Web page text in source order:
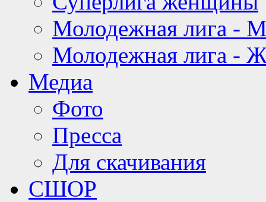
Молодежная лига -
Молодежная лига -
Медиа
Фото
Пресса
Для скачивания
СШОР